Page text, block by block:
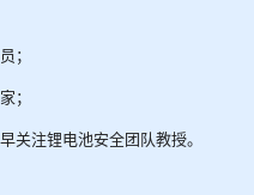
；
；
关注锂电池安全团队教授。